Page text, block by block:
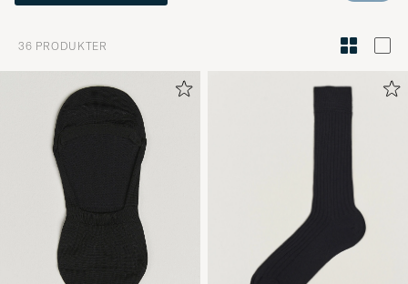
Stilråd
at
aktivere
og
oplev
mere
36 PRODUKTER